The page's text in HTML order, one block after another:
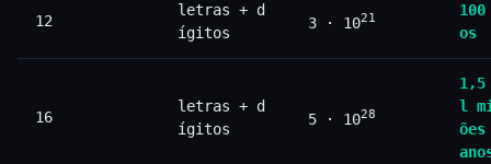
12
letras + d
ígitos
3 · 1021
os
16
letras + d
ígitos
5 · 1028
1,5
l
ões